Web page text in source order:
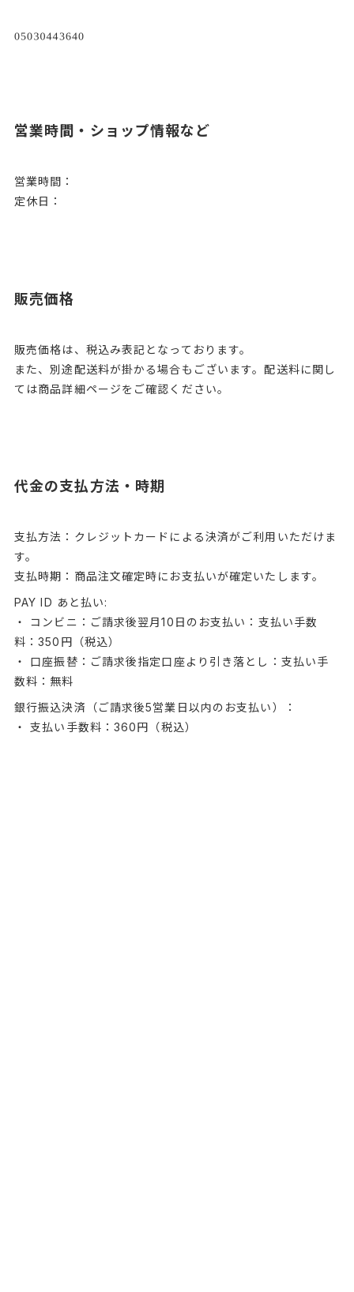
営業時間・ショップ情報など
営業時間：
定休日：
販売価格
販売価格は、税込み表記となっております。
また、別途配送料が掛かる場合もございます。配送料に関し
ては商品詳細ページをご確認ください。
代金の支払方法・時期
支払方法：クレジットカードによる決済がご利用いただけま
す。
支払時期：商品注文確定時にお支払いが確定いたします。
PAY ID あと払い:
・ コンビニ：ご請求後翌月10日のお支払い：支払い手数
料：350円（税込）
・ 口座振替：ご請求後指定口座より引き落とし：支払い手
数料：無料
銀行振込決済（ご請求後5営業日以内のお支払い）：
・ 支払い手数料：360円（税込）